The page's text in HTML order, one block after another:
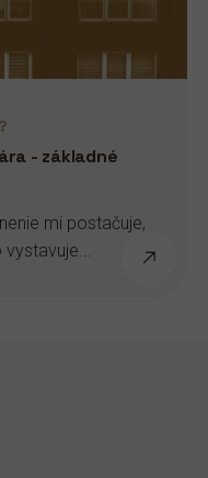
- základné
mi postačuje,